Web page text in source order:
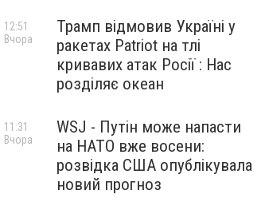
Трамп відмовив Україні у
ракетах Patriot на тлі
кривавих атак Росії : Нас
розділяє океан
12:51
Вчора
WSJ - Путін може напасти
на НАТО вже восени:
розвідка США опублікувала
новий прогноз
11:31
Вчора